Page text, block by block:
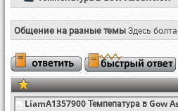
Общение на разные темыЗдесь
LiamA1357900Темпепатура в Gow